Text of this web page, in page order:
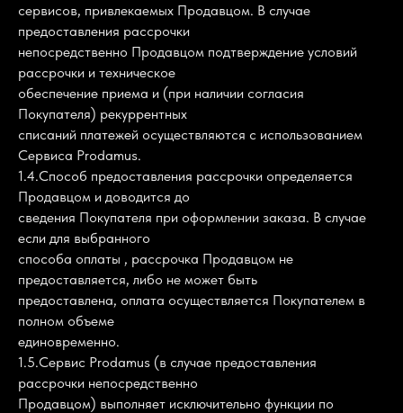
сервисов, привлекаемых Продавцом. В случае
предоставления рассрочки
непосредственно Продавцом подтверждение условий
рассрочки и техническое
обеспечение приема и (при наличии согласия
Покупателя) рекуррентных
списаний платежей осуществляются с использованием
Сервиса Prodamus.
1.4.Способ предоставления рассрочки определяется
Продавцом и доводится до
сведения Покупателя при оформлении заказа. В случае
если для выбранного
способа оплаты , рассрочка Продавцом не
предоставляется, либо не может быть
предоставлена, оплата осуществляется Покупателем в
полном объеме
единовременно.
1.5.Сервис Prodamus (в случае предоставления
рассрочки непосредственно
Продавцом) выполняет исключительно функции по